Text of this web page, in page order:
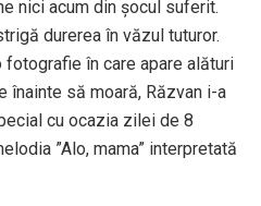
nici acum din șocul suferit.
durerea în văzul tuturor.
fotografie în care apare alături
înainte să moară, Răzvan i-a
cu ocazia zilei de 8
”Alo, mama” interpretată